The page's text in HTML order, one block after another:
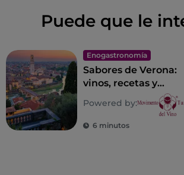
Puede que le
Enogastronomía
Sabores de Verona:
vinos, recetas y
lugares con sabor
veronés
Powered by:
6 minutos